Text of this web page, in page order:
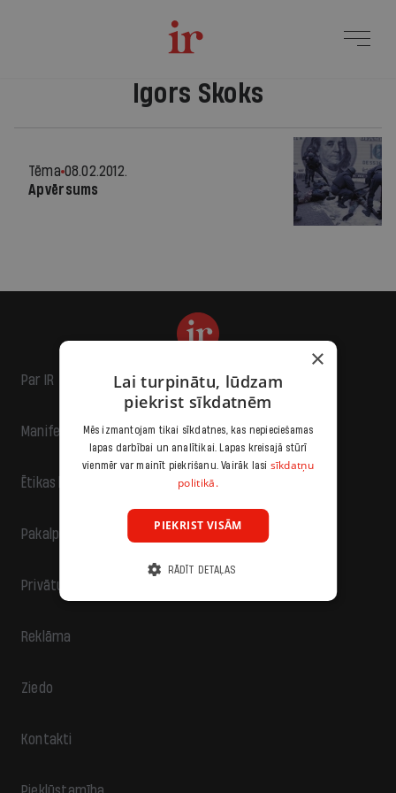
Igors Skoks
Tēma 08.02.2012.
Apvērsums
Par IR
Manifests
Ētikas kodekss
Pakalpojumu sniegšanas noteikumi
Privātuma politika
Reklāma
Ziedo
Kontakti
×
Lai turpinātu, lūdzam
piekrist sīkdatnēm
Mēs izmantojam tikai sīkdatnes, kas nepieciešamas
lapas darbībai un analītikai. Lapas kreisajā stūrī
vienmēr var mainīt piekrišanu. Vairāk lasi sīkdatņu
politikā.
PIEKRIST VISĀM
RĀDĪT DETAĻAS